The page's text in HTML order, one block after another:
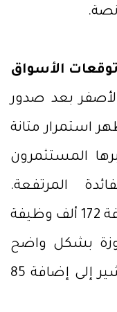
الأسواق
بعد صدور
استمرار متانة
المستثمرون
المرتفعة.
وأظهرت البيانات الرسمية إضافة 172 ألف وظيفة
بشكل واضح
توقعات الأسواق التي كانت تشير إلى إضافة 85